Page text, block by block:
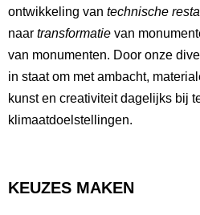
ontwikkeling van technische
naar transformatie van
van monumenten. Door onze
in staat om met ambacht,
kunst en creativiteit dagelijks bij
klimaatdoelstellingen.
KEUZES MAKEN